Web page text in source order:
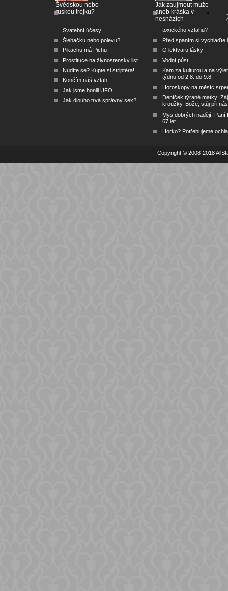
Švédskou nebo
ruskou trojku?
Svatební účesy
Šlehačku nebo polevu?
Pikachu má Pichu
Prostituce na živnostenský list
Nudíte se? Kupte si striptéra!
Končím náš vztah!
Jak jsme honili UFO
Jak dlouho trvá správný sex?
Jak zaujmout muže
aneb kráska v
nesnázích
toxického vztahu?
Před spaním si vychlaďte
O lektvaru lásky
Vodní půst
Kam za kulturou a na
týdnu od 2.8. do 9.8.
Horoskopy na měsíc
Deníček týrané matky:
kroužky, Bože, stůj při nás
Mys dobrých nadějí: Paní
67 let
Horko? Potřebujeme
Copyright © 2008-2018